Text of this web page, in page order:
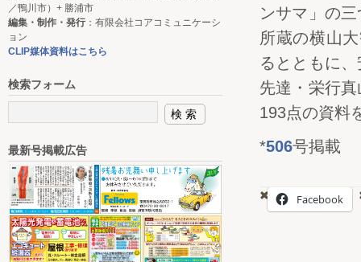
ンサマ」の
所蔵の横山
るとともに
先達・栄行
193点の資料
*506号掲載
Facebook
／鴨川市）+ 勝浦市
編集・制作・発行：有限会社コアコミュニケーシ
ョン
CLIP媒体資料はこちら
検索フォーム
最新号掲載広告